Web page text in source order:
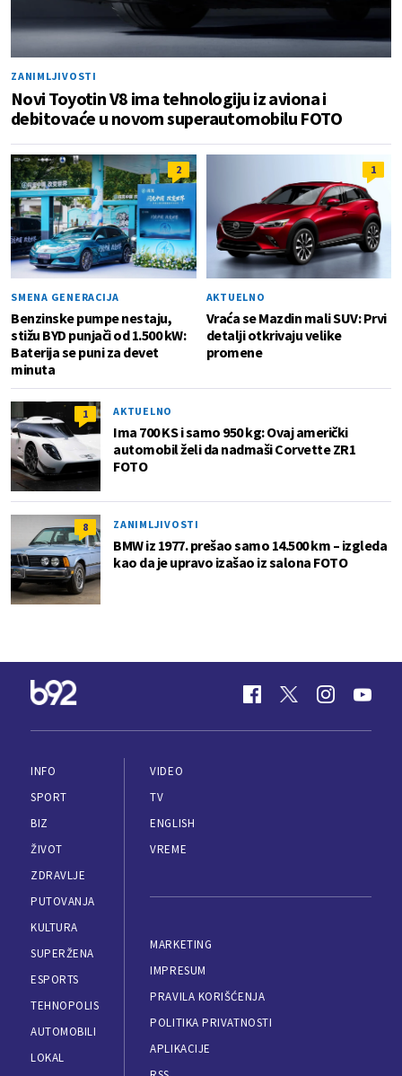
ZANIMLJIVOSTI
Novi Toyotin V8 ima tehnologiju iz aviona i
debitovaće u novom superautomobilu FOTO
2
SMENA GENERACIJA
Benzinske pumpe nestaju,
stižu BYD punjači od 1.500 kW:
Baterija se puni za devet
minuta
1
AKTUELNO
Vraća se Mazdin mali SUV: Prvi
detalji otkrivaju velike
promene
1 AKTUELNO
Ima 700 KS i samo 950 kg: Ovaj američki
automobil želi da nadmaši Corvette ZR1
FOTO
8 ZANIMLJIVOSTI
BMW iz 1977. prešao samo 14.500 km – izgleda
kao da je upravo izašao iz salona FOTO
INFO
SPORT
BIZ
ŽIVOT
ZDRAVLJE
PUTOVANJA
KULTURA
SUPERŽENA
ESPORTS
TEHNOPOLIS
AUTOMOBILI
LOKAL
VIDEO
TV
ENGLISH
VREME
MARKETING
IMPRESUM
PRAVILA KORIŠĆENJA
POLITIKA PRIVATNOSTI
APLIKACIJE